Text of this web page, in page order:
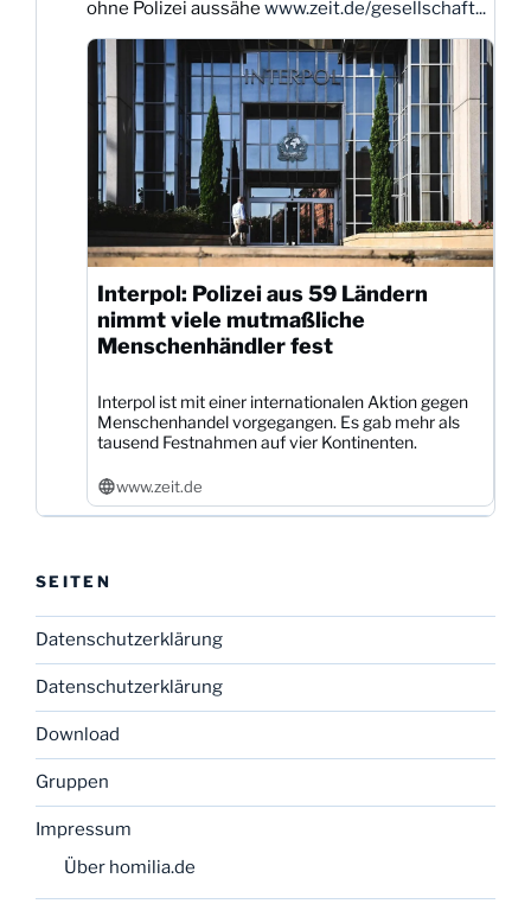
ansehenohne Polizei aussähe www.zeit.de/gesellschaft...
Interpol: Polizei aus 59 Ländern
nimmt viele mutmaßliche
Menschenhändler fest
Interpol ist mit einer internationalen Aktion gegen
Menschenhandel vorgegangen. Es gab mehr als
tausend Festnahmen auf vier Kontinenten.
www.zeit.de
SEITEN
Datenschutzerklärung
Datenschutzerklärung
Download
Gruppen
Impressum
Über homilia.de